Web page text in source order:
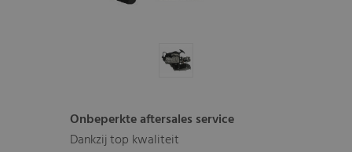
Onbeperkte aftersales service
Dankzij top kwaliteit